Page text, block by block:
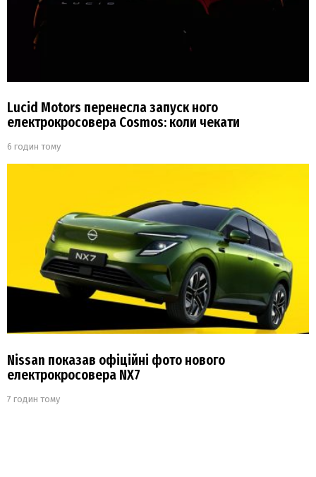
Lucid Motors перенесла запуск ного
електрокросовера Cosmos: коли чекати
6 годин тому
Nissan показав офіційні фото нового
електрокросовера NX7
7 годин тому